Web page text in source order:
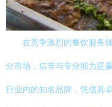
在竞争激烈的餐饮服务
分市场，信誉与专业能力是
行业内的知名品牌，凭借其